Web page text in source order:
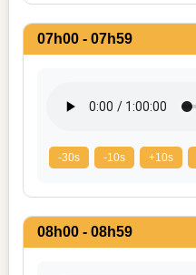
07h00 - 07h59
-30s -10s +10s
08h00 - 08h59